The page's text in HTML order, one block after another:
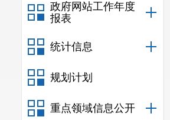
政府网站工作年度
报表
统计信息
规划计划
重点领域信息公开